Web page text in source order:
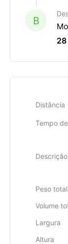
B
Distância
Tempo
Peso
Volume
Largura
Altura